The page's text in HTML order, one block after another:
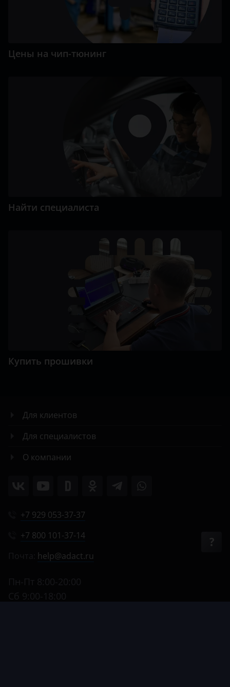
Цены на чип-тюнинг
Найти специалиста
Купить прошивки
Для клиентов
Для специалистов
О компании
+7 929 053-37-37
+7 800 101-37-14
help@adact.ru